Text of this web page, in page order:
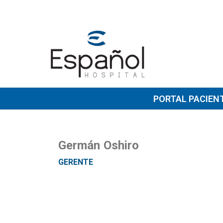
PORTAL
Germán Oshiro
GERENTE